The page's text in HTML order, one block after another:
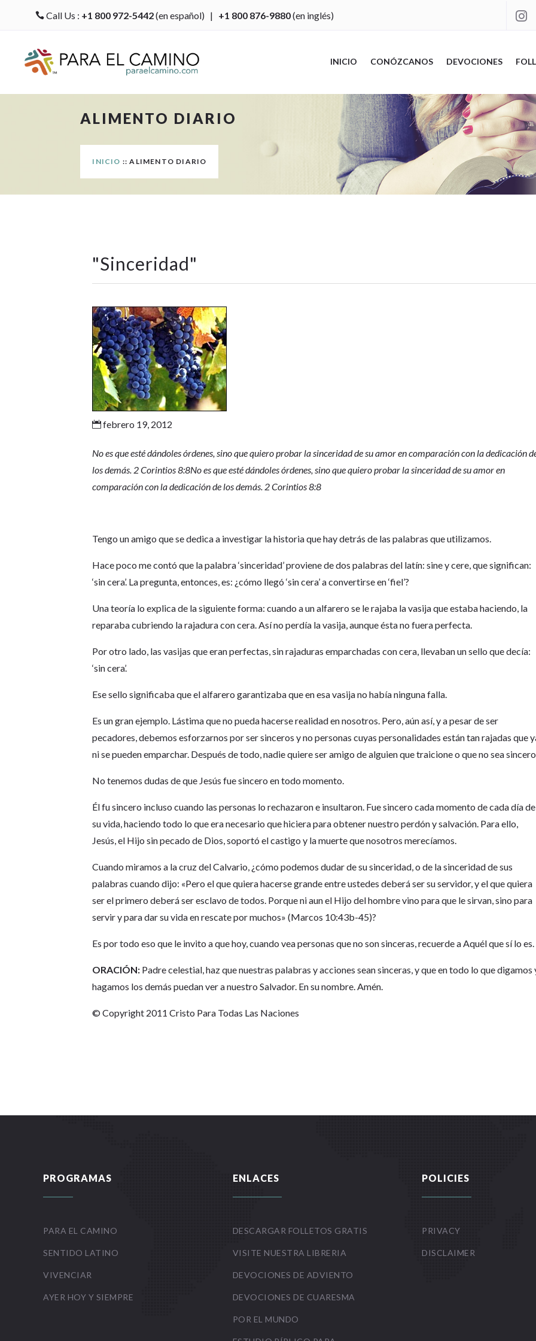
Call Us : +1 800 972-5442(en español) | +1 800 876-9880(en inglés) 
INICIO CONÓZCANOS DEVOCIONES
ALIMENTO DIARIO
INICIO :: ALIMENTO DIARIO
"Sinceridad"
 febrero 19, 2012
No es que esté dándoles órdenes, sino que quiero probar la sinceridad de su amor en comparación con la dedicación
los demás. 2 Corintios 8:8No es que esté dándoles órdenes, sino que quiero probar la sinceridad de su amor en
comparación con la dedicación de los demás. 2 Corintios 8:8
Tengo un amigo que se dedica a investigar la historia que hay detrás de las palabras que utilizamos.
Hace poco me contó que la palabra ‘sinceridad’ proviene de dos palabras del latín: sine y cere, que significan:
‘sin cera’. La pregunta, entonces, es: ¿cómo llegó ‘sin cera’ a convertirse en ‘fiel’?
Una teoría lo explica de la siguiente forma: cuando a un alfarero se le rajaba la vasija que estaba haciendo, la
reparaba cubriendo la rajadura con cera. Así no perdía la vasija, aunque ésta no fuera perfecta.
Por otro lado, las vasijas que eran perfectas, sin rajaduras emparchadas con cera, llevaban un sello que decía:
‘sin cera’.
Ese sello significaba que el alfarero garantizaba que en esa vasija no había ninguna falla.
Es un gran ejemplo. Lástima que no pueda hacerse realidad en nosotros. Pero, aún así, y a pesar de ser
pecadores, debemos esforzarnos por ser sinceros y no personas cuyas personalidades están tan rajadas que
ni se pueden emparchar. Después de todo, nadie quiere ser amigo de alguien que traicione o que no sea
No tenemos dudas de que Jesús fue sincero en todo momento.
Él fu sincero incluso cuando las personas lo rechazaron e insultaron. Fue sincero cada momento de cada día de
su vida, haciendo todo lo que era necesario que hiciera para obtener nuestro perdón y salvación. Para ello,
Jesús, el Hijo sin pecado de Dios, soportó el castigo y la muerte que nosotros merecíamos.
Cuando miramos a la cruz del Calvario, ¿cómo podemos dudar de su sinceridad, o de la sinceridad de sus
palabras cuando dijo: «Pero el que quiera hacerse grande entre ustedes deberá ser su servidor, y el que quiera
ser el primero deberá ser esclavo de todos. Porque ni aun el Hijo del hombre vino para que le sirvan, sino para
servir y para dar su vida en rescate por muchos» (Marcos 10:43b-45)?
Es por todo eso que le invito a que hoy, cuando vea personas que no son sinceras, recuerde a Aquél que sí lo es.
ORACIÓN: Padre celestial, haz que nuestras palabras y acciones sean sinceras, y que en todo lo que digamos
hagamos los demás puedan ver a nuestro Salvador. En su nombre. Amén.
© Copyright 2011 Cristo Para Todas Las Naciones
PROGRAMAS
PARA EL CAMINO
SENTIDO LATINO
VIVENCIAR
AYER HOY Y SIEMPRE
ENLACES
DESCARGAR FOLLETOS GRATIS
VISITE NUESTRA LIBRERIA
DEVOCIONES DE ADVIENTO
DEVOCIONES DE CUARESMA
POR EL MUNDO
POLICIES
PRIVACY
DISCLAIMER